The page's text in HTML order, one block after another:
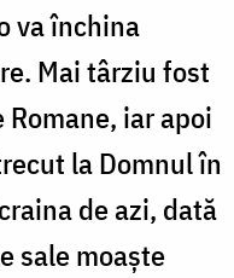
va închina
Mai târziu fost
iar apoi
la Domnul în
de azi, dată
sale moaşte